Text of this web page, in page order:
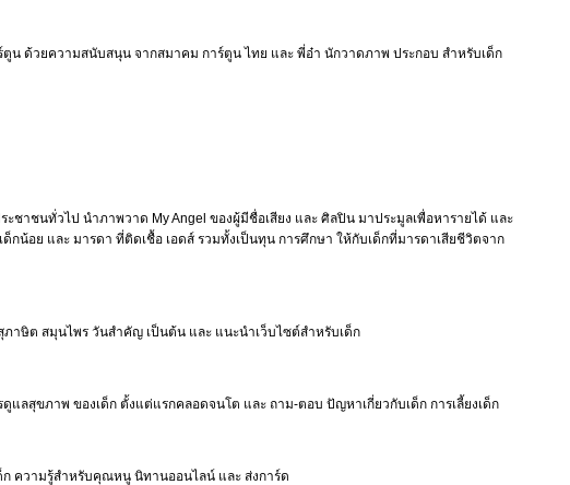
น ด้วยความสนับสนุน จากสมาคม การ์ตูน ไทย และ พี่อ๋า นักวาดภาพ ประกอบ สำหรับเด็ก
ชาชนทั่วไป นำภาพวาด My Angel ของผู้มีชื่อเสียง และ ศิลปิน มาประมูลเพื่อหารายได้ และ
กน้อย และ มารดา ที่ติดเชื้อ เอดส์ รวมทั้งเป็นทุน การศึกษา ให้กับเด็กที่มารดาเสียชีวิตจาก
ภาษิต สมุนไพร วันสำคัญ เป็นต้น และ แนะนำเว็บไซต์สำหรับเด็ก
สุขภาพ ของเด็ก ตั้งแต่แรกคลอดจนโต และ ถาม-ตอบ ปัญหาเกี่ยวกับเด็ก การเลี้ยงเด็ก
ก ความรู้สำหรับคุณหนู นิทานออนไลน์ และ ส่งการ์ด